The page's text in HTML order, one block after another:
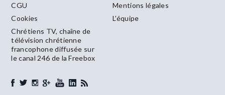
CGU
Mentions légales
Cookies
L’équipe
Chrétiens TV, chaîne de
télévision chrétienne
francophone diffusée sur
le canal 246 de la Freebox